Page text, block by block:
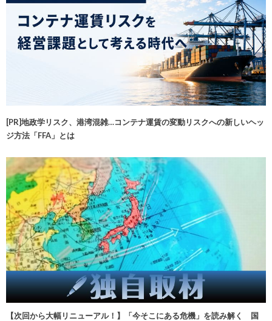
[PR]地政学リスク、港湾混雑…コンテナ運賃の変動リスクへの新しいヘッ
ジ方法「FFA」とは
【次回から大幅リニューアル！】「今そこにある危機」を読み解く 国